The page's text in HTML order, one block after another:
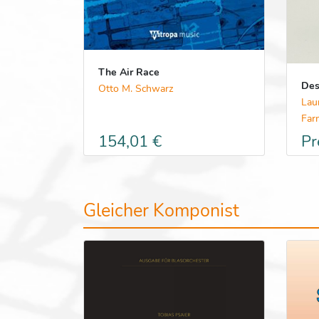
The Air Race
Otto M. Schwarz
154,01 €
Gleicher Komponist